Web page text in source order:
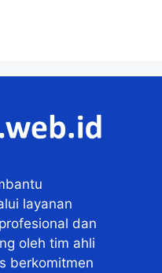
layanan
dan
oleh tim ahli
berkomitmen